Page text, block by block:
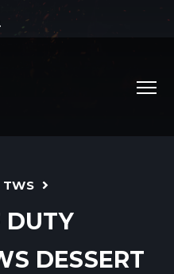
TWS
DUTY
DESSERT